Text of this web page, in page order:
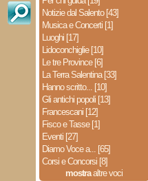
Notizie dal Salento [43]
Musica e Concerti [1]
Luoghi [17]
Lidoconchiglie [10]
Le tre Province [6]
La Terra Salentina [33]
Hanno scritto... [10]
Gli antichi popoli [13]
Francescani [12]
Fisco e Tasse [1]
Eventi [27]
Diamo Voce a... [65]
Corsi e Concorsi [8]
mostraaltre voci